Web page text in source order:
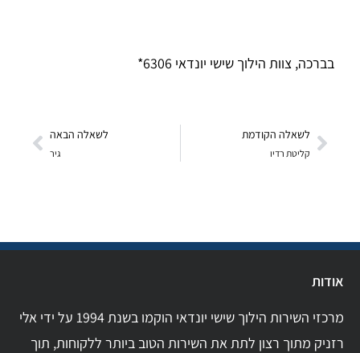
בברכה, צוות הילוך שישי יונדאי 6306*
לשאלה הקודמת
קליטת רדיו
לשאלה הבאה
גיר
אודות
מרכזי השירות הילוך שישי יונדאי הוקמו בשנת 1994 על ידי אלי
רזניק מתוך רצון לתת את השירות הטוב ביותר ללקוחות, תוך